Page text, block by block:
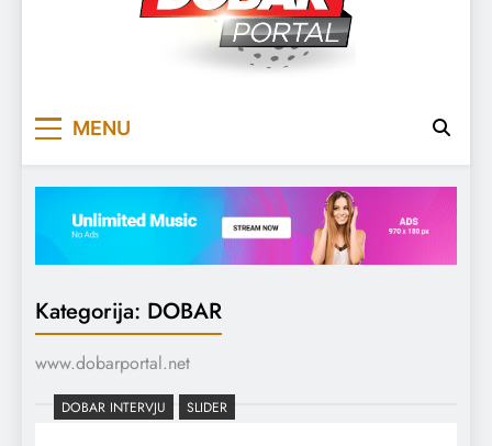
MENU
Kategorija: DOBAR
www.dobarportal.net
DOBAR INTERVJU SLIDER